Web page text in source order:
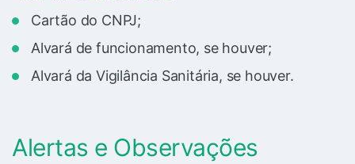
Cartão do CNPJ;
Alvará de funcionamento, se houver;
Alvará da Vigilância Sanitária, se houver.
Alertas e Observações